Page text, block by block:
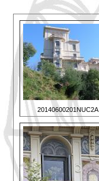
20140600201NUC2A